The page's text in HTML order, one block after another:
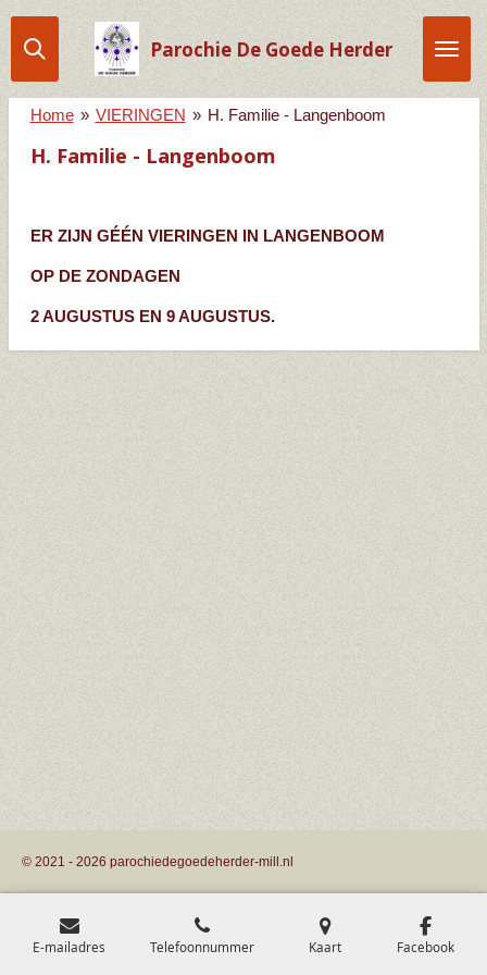
Ga
direct
hoofdinhoud
Parochie De Goede Herder
Home » VIERINGEN » H. Familie - Langenboom
H. Familie - Langenboom
ER ZIJN GÉÉN VIERINGEN IN LANGENBOOM
OP DE ZONDAGEN
2 AUGUSTUS EN 9 AUGUSTUS.
© 2021 - 2026 parochiedegoedeherder-mill.nl
E-mailadres Telefoonnummer Kaart Facebook